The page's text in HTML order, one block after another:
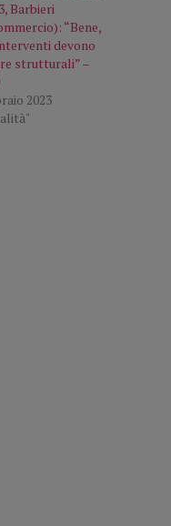
Barbieri
“Bene,
devono
strutturali” –
2023